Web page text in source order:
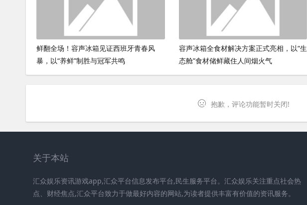
鲜翻全场！容声冰箱见证西班牙青春风
暴，以“养鲜”制胜与冠军共鸣
容声冰箱全食材解决方案正式亮相，以“生
态舱”食材储鲜藏住人间烟火气
抱歉，评论功能暂时关闭!
关于本站
汇众娱乐资讯游戏app,汇众平台信息发布平台,民生服务平台。汇众娱乐关注重点社会热
点、财经焦点,汇众平台致力于做最好内容的网站,为读者提供丰富有价值的资讯服务。